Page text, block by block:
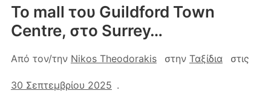
Το mall του Guildford Town
Centre, στο Surrey…
Από τον/την Nikos Theodorakis στην Ταξίδια στις
30 Σεπτεμβρίου 2025 .